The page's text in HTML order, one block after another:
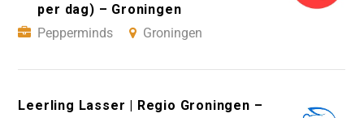
per dag) – Groningen
Pepperminds
Groningen
Leerling Lasser | Regio Groningen –